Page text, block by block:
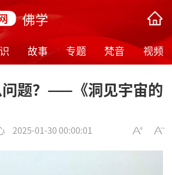
佛学
故事 专题 梵音 视频
题？——《洞见宇宙的
2025-01-30 00:00:01